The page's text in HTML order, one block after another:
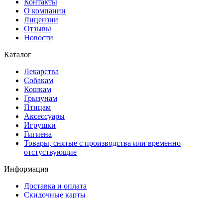
Контакты
О компании
Лицензии
Отзывы
Новости
Каталог
Лекарства
Собакам
Кошкам
Грызунам
Птицам
Аксессуары
Игрушки
Гигиена
Товары, снятые с производства или временно
отстуствующие
Информация
Доставка и оплата
Скидочные карты